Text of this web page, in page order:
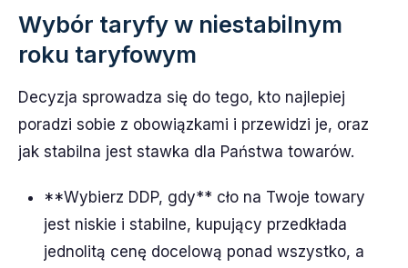
Wybór taryfy w niestabilnym
roku taryfowym
Decyzja sprowadza się do tego, kto najlepiej
poradzi sobie z obowiązkami i przewidzi je, oraz
jak stabilna jest stawka dla Państwa towarów.
**Wybierz DDP, gdy** cło na Twoje towary
jest niskie i stabilne, kupujący przedkłada
jednolitą cenę docelową ponad wszystko, a